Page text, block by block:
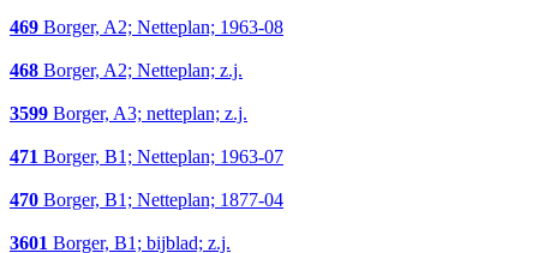
469 Borger, A2; Netteplan; 1963-08
468 Borger, A2; Netteplan; z.j.
3599 Borger, A3; netteplan; z.j.
471 Borger, B1; Netteplan; 1963-07
470 Borger, B1; Netteplan; 1877-04
3601 Borger, B1; bijblad; z.j.